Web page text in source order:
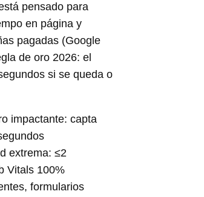
pensado para
en página y
pagadas (Google
de oro 2026: el
si se queda o
impactante: capta
extrema: ≤2
Vitals 100%
formularios